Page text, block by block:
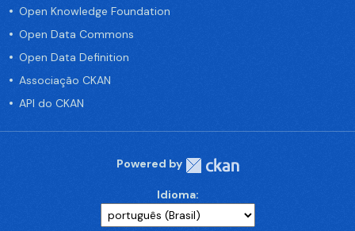
Open Knowledge Foundation
Open Data Commons
Open Data Definition
Associação CKAN
API do CKAN
Powered by
Idioma